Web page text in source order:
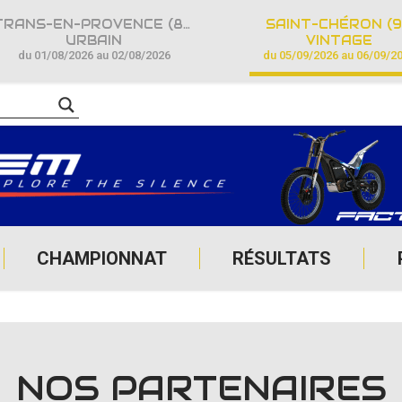
CHAMPIONNAT RÉSULTATS
TRANS-EN-PROVENCE (83)
URBAIN
du 01/08/2026 au 02/08/2026
SAINT-CHÉRON
VINTAGE
du 05/09/2026 au 06/09/
NOS PARTENAIRES